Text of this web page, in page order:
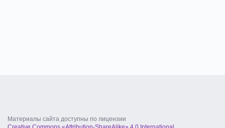
Материалы сайта доступны по лицензии